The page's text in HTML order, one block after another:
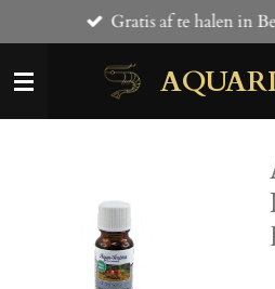
direct
naar
Gratis af te halen in